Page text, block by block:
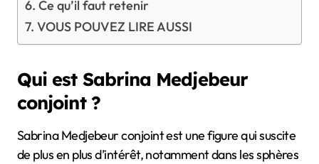
Ce qu’il faut retenir
VOUS POUVEZ LIRE AUSSI
Qui est Sabrina Medjebeur
conjoint ?
Sabrina Medjebeur conjoint est une figure qui suscite
de plus en plus d’intérêt, notamment dans les sphères